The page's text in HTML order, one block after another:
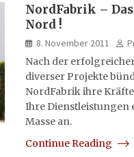
NordFabrik –
Nord !
8. November 2011
Nach der
diverser Projekte
NordFabrik ihre
Ihre Dienstleistungen
Masse an.
Continue Reading